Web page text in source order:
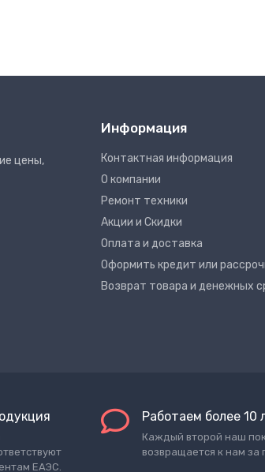
цены,
Информация
Контактная информация
О компании
Ремонт техники
Акции и Скидки
Оплата и доставка
Оформить кредит или
Возврат товара и денежных
ЕАЭС.
Работаем более 10
Каждый второй наш
возвращается к нам за